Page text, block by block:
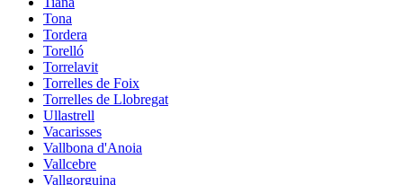
Tona
Tordera
Torelló
Torrelavit
Torrelles de Foix
Torrelles de Llobregat
Ullastrell
Vacarisses
Vallbona d'Anoia
Vallcebre
Vallgorguina